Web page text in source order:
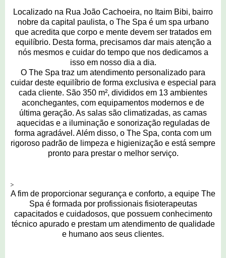
Localizado na Rua João Cachoeira, no Itaim Bibi, bairro
nobre da capital paulista, o The Spa é um spa urbano
que acredita que corpo e mente devem ser tratados em
equilíbrio. Desta forma, precisamos dar mais atenção a
nós mesmos e cuidar do tempo que nos dedicamos a
isso em nosso dia a dia.
O The Spa traz um atendimento personalizado para
cuidar deste equilíbrio de forma exclusiva e especial para
cada cliente. São 350 m², divididos em 13 ambientes
aconchegantes, com equipamentos modernos e de
última geração. As salas são climatizadas, as camas
aquecidas e a iluminação e sonorização reguladas de
forma agradável. Além disso, o The Spa, conta com um
rigoroso padrão de limpeza e higienização e está sempre
pronto para prestar o melhor serviço.
>
A fim de proporcionar segurança e conforto, a equipe The
Spa é formada por profissionais fisioterapeutas
capacitados e cuidadosos, que possuem conhecimento
técnico apurado e prestam um atendimento de qualidade
e humano aos seus clientes.